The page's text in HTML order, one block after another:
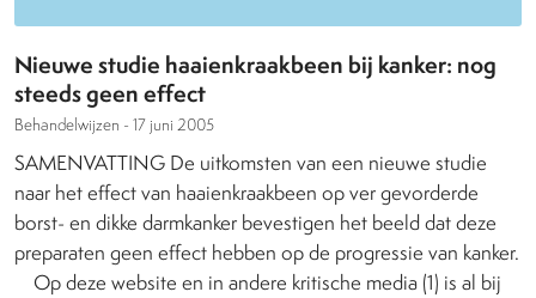
Nieuwe studie haaienkraakbeen bij kanker: nog
steeds geen effect
Behandelwijzen - 17 juni 2005
SAMENVATTING De uitkomsten van een nieuwe studie
naar het effect van haaienkraakbeen op ver gevorderde
borst- en dikke darmkanker bevestigen het beeld dat deze
preparaten geen effect hebben op de progressie van kanker.
Op deze website en in andere kritische media (1) is al bij